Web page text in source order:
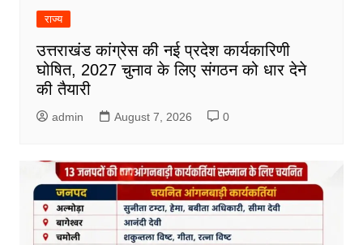
राज्य
उत्तराखंड कांग्रेस की नई प्रदेश कार्यकारिणी
घोषित, 2027 चुनाव के लिए संगठन को धार देने
की तैयारी
admin August 7, 2026 0